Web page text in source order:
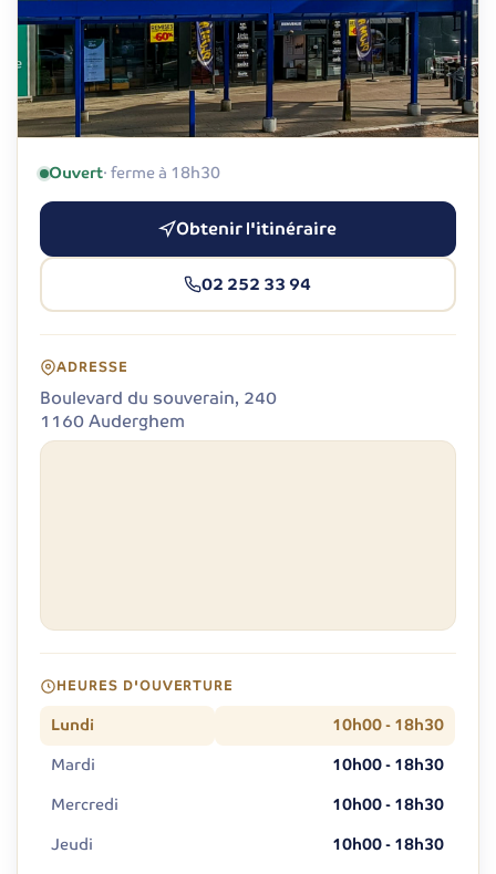
Ouvert· ferme à 18h30
Obtenir l'itinéraire
02 252 33 94
ADRESSE
Boulevard du souverain, 240
1160 Auderghem
HEURES D'OUVERTURE
Lundi 10h00 - 18h30
Mardi 10h00 - 18h30
Mercredi 10h00 - 18h30
Jeudi 10h00 - 18h30